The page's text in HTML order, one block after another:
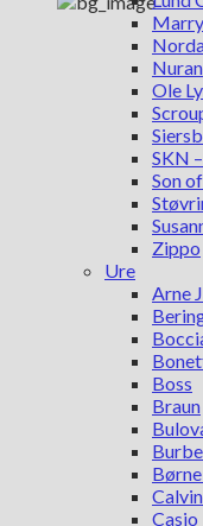
Nuran
Ole
SKN
Son
Zippo
Ure
Arne
Boss
Braun
Casio